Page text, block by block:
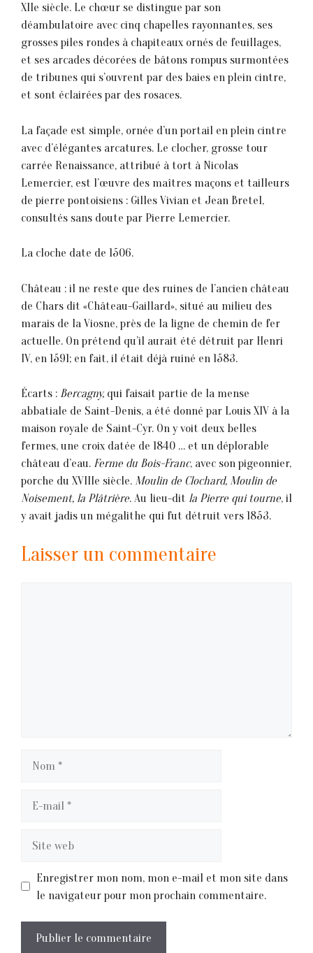
XIIe siècle. Le chœur se distingue par son
déambulatoire avec cinq chapelles rayonnantes, ses
grosses piles rondes à chapiteaux ornés de feuillages,
et ses arcades décorées de bâtons rompus surmontées
de tribunes qui s’ouvrent par des baies en plein cintre,
et sont éclairées par des rosaces.
La façade est simple, ornée d’un portail en plein cintre
avec d’élégantes arcatures. Le clocher, grosse tour
carrée Renaissance, attribué à tort à Nicolas
Lemercier, est l’œuvre des maîtres maçons et tailleurs
de pierre pontoisiens : Gilles Vivian et Jean Bretel,
consultés sans doute par Pierre Lemercier.
La cloche date de 1506.
Château : il ne reste que des ruines de l’ancien château
de Chars dit «Château-Gaillard», situé au milieu des
marais de la Viosne, près de la ligne de chemin de fer
actuelle. On prétend qu’il aurait été détruit par Henri
IV, en 1591; en fait, il était déjà ruiné en 1583.
Écarts : Bercagny,qui faisait partie de la mense
abbatiale de Saint-Denis, a été donné par Louis XIV à la
maison royale de Saint-Cyr. On y voit deux belles
fermes, une croix datée de 1840 … et un déplorable
château d’eau. Ferme du Bois-Franc, avec son pigeonnier,
porche du XVIIIe siècle. Moulin de Clochard, Moulin de
Noisement, la Plâtrière. Au lieu-dit la Pierre qui tourne, il
y avait jadis un mégalithe qui fut détruit vers 1853.
Laisser un commentaire
Enregistrer mon nom, mon e-mail et mon site dans
le navigateur pour mon prochain commentaire.